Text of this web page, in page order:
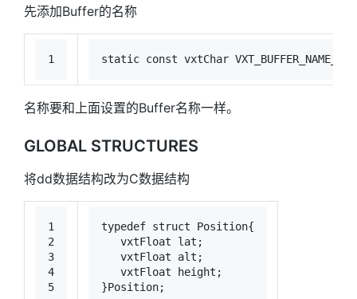
先添加Buffer的名称
1 static const vxtChar
名称要和上面设置的Buffer名称一样。
GLOBAL STRUCTURES
将dd数据结构改为C数据结构
1
2
3
4
5
typedef struct Position{
   vxtFloat lat;
   vxtFloat alt;
   vxtFloat height;
}Position;